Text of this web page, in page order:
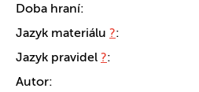
Doba hraní:
Jazyk materiálu ?:
Jazyk pravidel ?:
Autor: